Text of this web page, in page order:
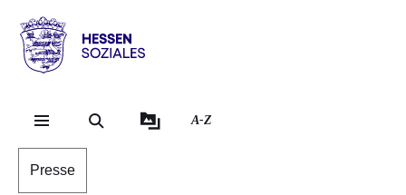
Hessen
Sozial
A-Z
Presse